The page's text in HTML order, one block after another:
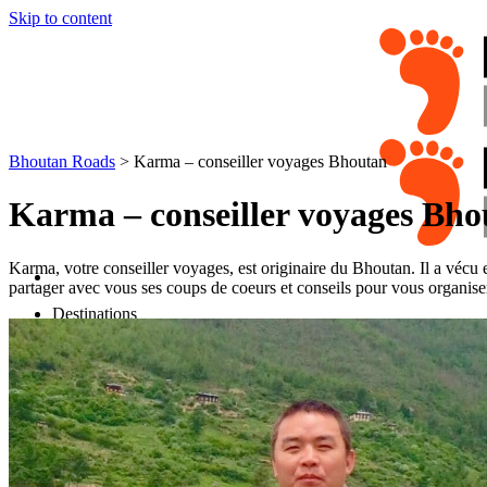
Skip to content
Destinations
Thimphou
Paro
L’Est et le Sud
Le Centre-Nord
Circuits
Organisation
Sur-mesure
Petit groupe
Bhoutan Roads > Karma – conseiller voyages Bhoutan
Karma – conseiller voyages
Karma, votre conseiller voyages, est originaire du Bhoutan. Il a vécu
partager avec vous ses coups de coeurs et conseils pour vous